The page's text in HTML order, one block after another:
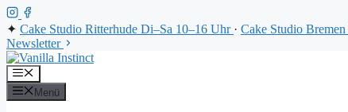
✦ Cake Studio Ritterhude Di–Sa 10–16 Uhr · Cake Studio Bremen
Newsletter
Zum
Inhalt
springen
Menü
Menü